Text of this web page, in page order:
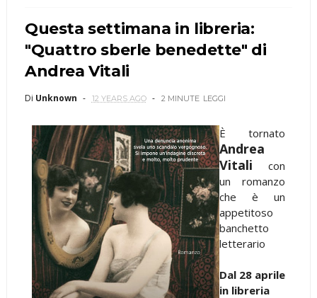
Questa settimana in libreria:
"Quattro sberle benedette" di
Andrea Vitali
Di Unknown 12 YEARS AGO 2 MINUTE LEGGI
È tornato
Andrea
Vitali con
un romanzo
che è un
appetitoso
banchetto
letterario
Dal 28 aprile
in libreria